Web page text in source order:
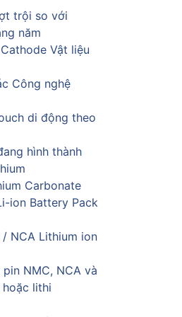
trội so với
năm
Vật liệu
Công nghệ
di động theo
hình thành
Carbonate
ion Battery Pack
NCA Lithium ion
NMC, NCA và
hoặc lithi